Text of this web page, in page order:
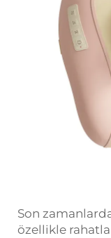
Son
özellikle